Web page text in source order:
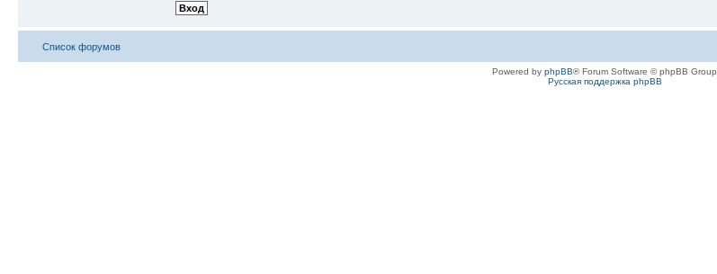
Список форумов
Powered by phpBB® Forum Software © phpBB Group
Русская поддержка phpBB